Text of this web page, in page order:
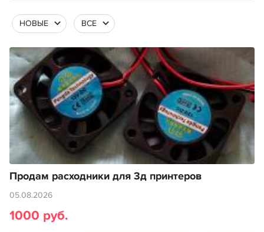
НОВЫЕ ВСЕ
Продам расходники для 3д принтеров
05.08.2026
1000 руб.